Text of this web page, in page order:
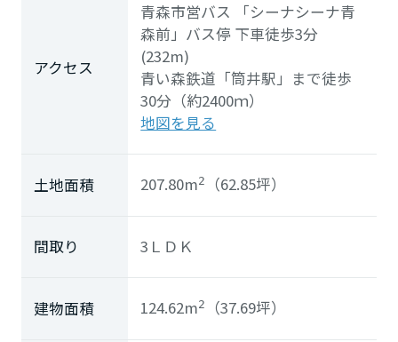
アクセス
青森市営バス
「シーナシーナ青
森前」 バス停 下車徒歩3分
(232m)
青い森鉄道「筒井駅」まで徒歩
30分（約2400ｍ）
地図を見る
土地面積 207.80m2 （62.85坪）
間取り 3ＬＤＫ
建物面積 124.62m2 （37.69坪）